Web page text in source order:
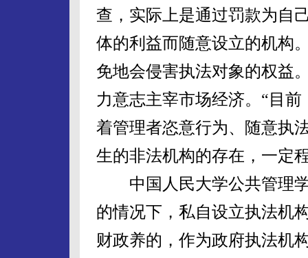
查，实际上是通过罚款为自
体的利益而随意设立的机构
免地会侵害执法对象的权益
力意志主宰市场经济。“目
着管理者恣意行为、随意执
生的非法机构的存在，一定
中国人民大学公共管理学
的情况下，私自设立执法机
财政养的，作为政府执法机